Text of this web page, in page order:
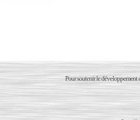
Pour soutenir le développement